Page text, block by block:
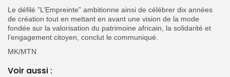
‎Le défilé ”L’Empreinte” ambitionne ainsi de célébrer dix années
de création tout en mettant en avant une vision de la mode
fondée sur la valorisation du patrimoine africain, la solidarité et
l’engagement citoyen, conclut le communiqué.
MK/MTN
Voir aussi :